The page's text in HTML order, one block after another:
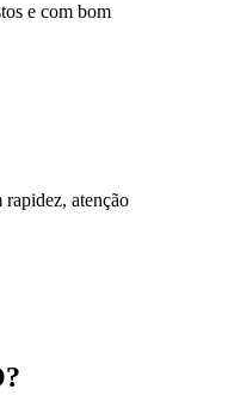
e com bom
atenção